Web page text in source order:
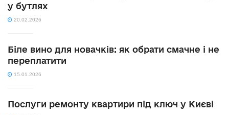
у бутлях
20.02.2026
Біле вино для новачків: як обрати смачне і не
переплатити
15.01.2026
Послуги ремонту квартири під ключ у Києві